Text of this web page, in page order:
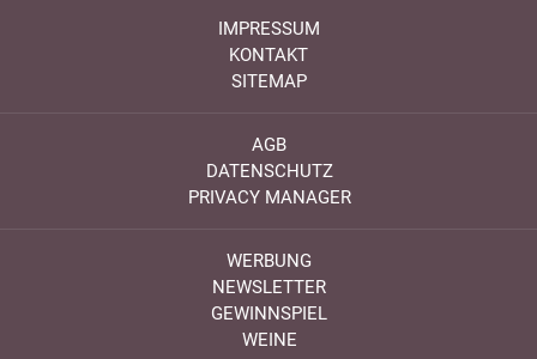
IMPRESSUM
KONTAKT
SITEMAP
AGB
DATENSCHUTZ
PRIVACY MANAGER
WERBUNG
NEWSLETTER
GEWINNSPIEL
WEINE